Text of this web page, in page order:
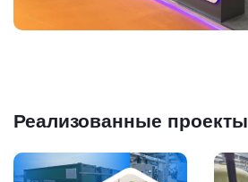
Реализованные проекты